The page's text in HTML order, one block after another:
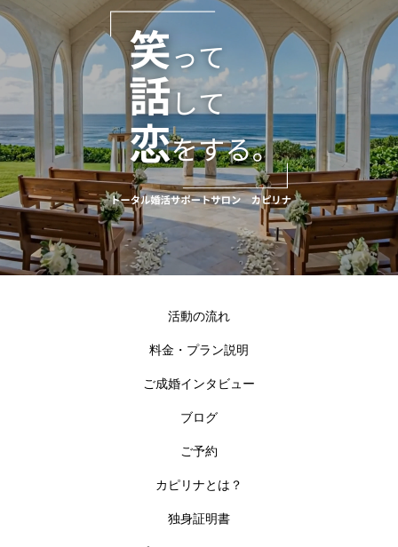
活動の流れ
料金・プラン説明
ご成婚インタビュー
ブログ
ご予約
カピリナとは？
独身証明書